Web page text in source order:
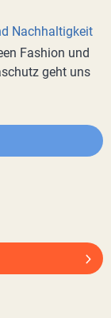
Nachhaltigkeit
Fashion und
geht uns